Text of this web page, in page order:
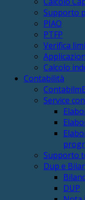
Supporto
PIAO
PTFP
Verifica
Calcolo
Contabilità
Service
Supporto
Dup e
DUP